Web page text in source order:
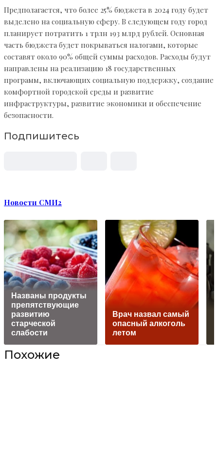
Предполагается, что более 25% бюджета в 2024 году будет
выделено на социальную сферу. В следующем году город
планирует потратить 1 трлн 193 млрд рублей. Основная
часть бюджета будет покрываться налогами, которые
составят около 90% общей суммы расходов. Расходы будут
направлены на реализацию 18 государственных
программ, включающих социальную поддержку, создание
комфортной городской среды и развитие
инфраструктуры, развитие экономики и обеспечение
безопасности.
Подпишитесь
Новости СМИ2
Названы продукты
препятствующие
развитию
старческой
слабости
Врач назвал самый
опасный алкоголь
летом
Похожие